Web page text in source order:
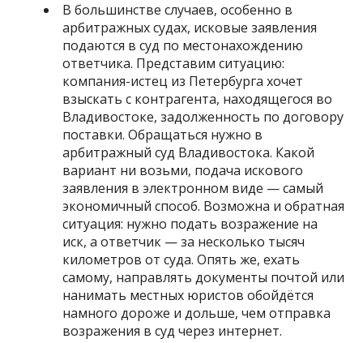
В большинстве случаев, особенно в
арбитражных судах, исковые заявления
подаются в суд по местонахождению
ответчика. Представим ситуацию:
компания-истец из Петербурга хочет
взыскать с контрагента, находящегося во
Владивостоке, задолженность по договору
поставки. Обращаться нужно в
арбитражный суд Владивостока. Какой
вариант ни возьми, подача искового
заявления в электронном виде — самый
экономичный способ. Возможна и обратная
ситуация: нужно подать возражение на
иск, а ответчик — за несколько тысяч
километров от суда. Опять же, ехать
самому, направлять документы почтой или
нанимать местных юристов обойдётся
намного дороже и дольше, чем отправка
возражения в суд через интернет.